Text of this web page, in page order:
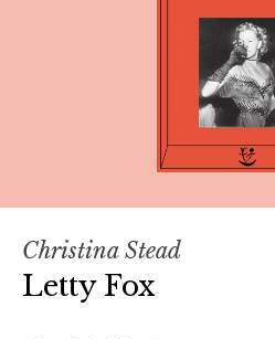
Christina Stead
Letty Fox